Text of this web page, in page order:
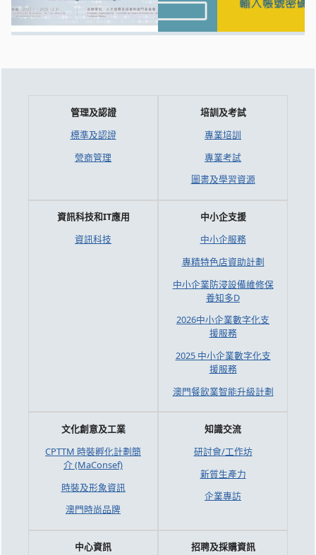
管理及認證
標準及認證
營商管理
培訓及考試
專業培訓
專業考試
圖書及學習資源
資訊科技和IT應用
資訊科技
中小企支援
中小企服務
專精特色店資助計劃
中小企業防浸設備維修保
養知多D
2026中小企業數字化支
援服務
2025 中小企業數字化支
援服務
澳門餐飲業智能升級計劃
文化創意及工業
CPTTM 時裝孵化計劃簡
介 (MaConsef)
時裝及形象資訊
澳門時尚品牌
知識交流
研討會/工作坊
新質生產力
企業專訪
中心資訊 招聘及採購資訊